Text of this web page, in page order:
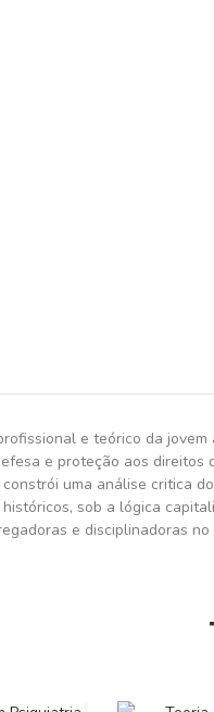
e teórico da
e proteção aos
uma análise critica
sob a lógica
e disciplinadoras